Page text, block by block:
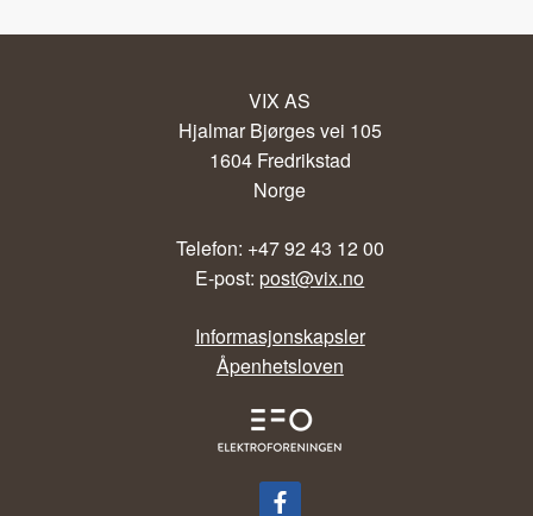
VIX AS
Hjalmar Bjørges vei 105
1604 Fredrikstad
Norge
Telefon: +47 92 43 12 00
E-post:post@vix.no
Informasjonskapsler
Åpenhetsloven